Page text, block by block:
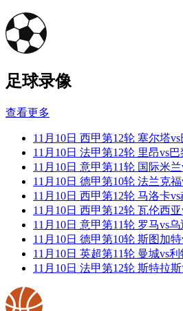
足球录像
查看更多
11月10日 西甲第12轮 塞尔塔
11月10日 法甲第12轮 里昂vs
11月10日 意甲第11轮 国际米
11月10日 德甲第10轮 法兰克
11月10日 西甲第12轮 马洛卡
11月10日 西甲第12轮 瓦伦西
11月10日 意甲第11轮 罗马vs
11月10日 德甲第10轮 斯图加
11月10日 英超第11轮 曼城vs
11月10日 法甲第12轮 斯特拉